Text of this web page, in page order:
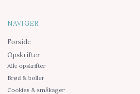
NAVIGER
Forside
Opskrifter
Alle opskrifter
Brød & boller
Cookies & småkager